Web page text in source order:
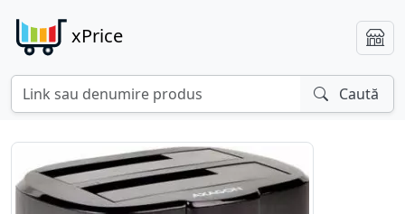
xPrice
Caută